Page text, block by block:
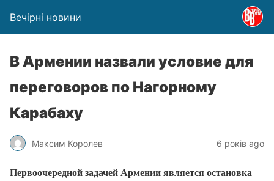
Вечірні новини
В Армении назвали условие для
переговоров по Нагорному
Карабаху
Максим Королев 6 років ago
Первоочередной задачей Армении является остановка